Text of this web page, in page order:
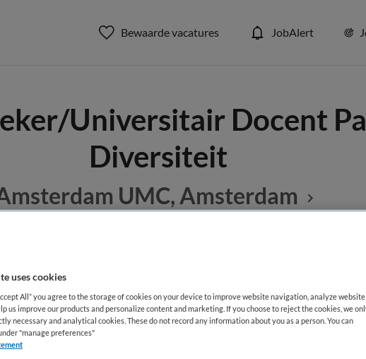
Bewaarde vacatures JobAlert
Universitair Docent
Diversiteit
UMC, Amsterdam
DIENSTVERBAND
uses cookies
All” you agree to the storage of cookies on your device to improve website navigation, analyze website
us improve our products and personalize content and marketing. If you choose to reject the cookies, we
necessary and analytical cookies. These do not record any information about you as a person. You can
"manage preferences"